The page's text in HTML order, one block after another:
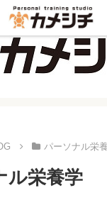
パーソナル栄
ル栄養学